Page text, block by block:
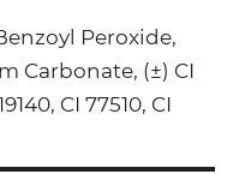
Peroxide,
Carbonate, (±) CI
CI 77510, CI